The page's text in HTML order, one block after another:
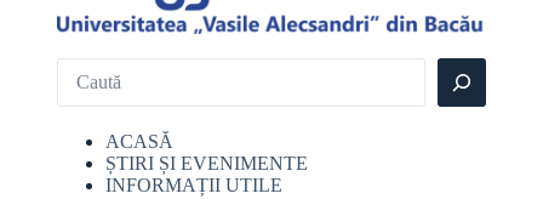
ACASĂ
ȘTIRI ȘI EVENIMENTE
INFORMAȚII UTILE